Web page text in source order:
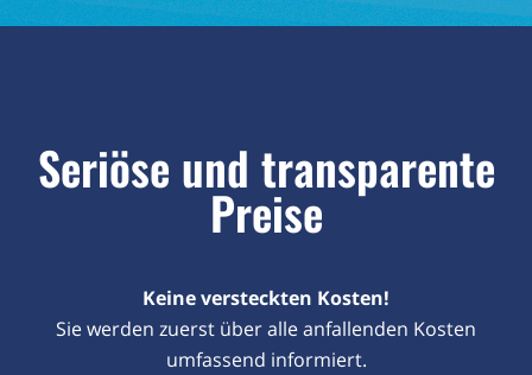
Seriöse und transparente
Preise
Keine versteckten Kosten!
Sie werden zuerst über alle anfallenden Kosten
umfassend informiert.